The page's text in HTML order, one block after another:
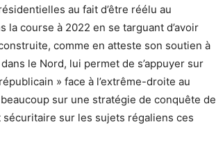
au fait d’être réélu au
course à 2022 en se targuant d’avoir
comme en atteste son soutien à
le Nord, lui permet de s’appuyer sur
» face à l’extrême-droite au
sur une stratégie de conquête de
sur les sujets régaliens ces